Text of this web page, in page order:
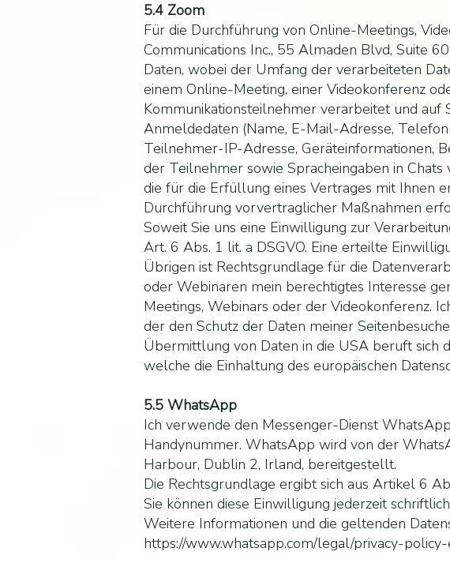
5.4 Zoom
Für die Durchführung von Online-Meetings,
Communications Inc., 55 Almaden Blvd, Suite
Daten, wobei der Umfang der verarbeiteten
einem Online-Meeting, einer Videokonferenz
Kommunikationsteilnehmer verarbeitet und auf
Anmeldedaten (Name, E-Mail-Adresse,
Teilnehmer-IP-Adresse, Geräteinformationen,
der Teilnehmer sowie Spracheingaben in
die für die Erfüllung eines Vertrages mit Ihnen
Durchführung vorvertraglicher Maßnahmen
Soweit Sie uns eine Einwilligung zur
Art. 6 Abs. 1 lit. a DSGVO. Eine erteilte
Übrigen ist Rechtsgrundlage für die
oder Webinaren mein berechtigtes Interesse
Meetings, Webinars oder der Videokonferenz.
der den Schutz der Daten meiner
Übermittlung von Daten in die USA beruft sich
welche die Einhaltung des europäischen
5.5 WhatsApp
Ich verwende den Messenger-Dienst
Handynummer. WhatsApp wird von der
Harbour, Dublin 2, Irland, bereitgestellt.
Die Rechtsgrundlage ergibt sich aus Artikel 6
Sie können diese Einwilligung jederzeit
Weitere Informationen und die geltenden
https://www.whatsapp.com/legal/privacy-policy-